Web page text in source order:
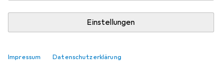
Einstellungen
Impressum Datenschutzerklärung
Hatte schwirigkeiten es ins Netzwerk zu integrieren. War
dann nur möglich mit dem Laptop.
Ist dann recht gut gegangen und hat dann eine Woche
schnell behoben werden.